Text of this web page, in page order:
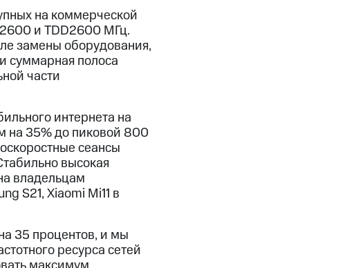
на коммерческой
и TDD2600 МГц.
замены оборудования,
суммарная полоса
части
интернета на
на 35% до пиковой 800
сеансы
высокая
владельцам
S21, Xiaomi Mi11 в
35 процентов, и мы
ресурса сетей